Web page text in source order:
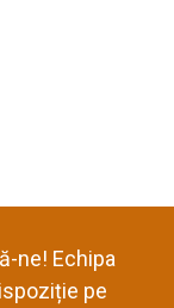
ne! Echipa
pe